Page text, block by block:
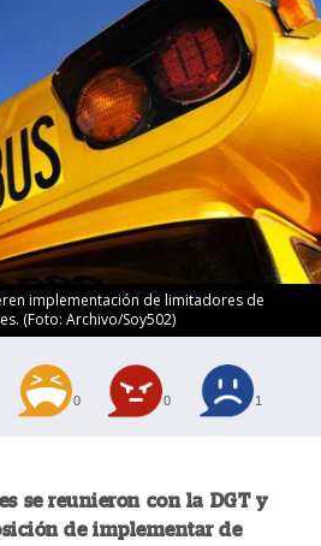
implementación de limitadores de
(Foto: Archivo/Soy502)
0 0 1
se reunieron con la DGT y
de implementar de